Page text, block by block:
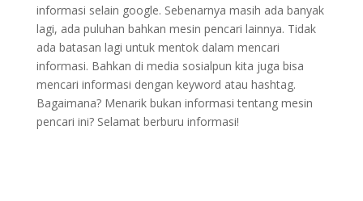
informasi selain google. Sebenarnya masih ada banyak
lagi, ada puluhan bahkan mesin pencari lainnya. Tidak
ada batasan lagi untuk mentok dalam mencari
informasi. Bahkan di media sosialpun kita juga bisa
mencari informasi dengan keyword atau hashtag.
Bagaimana? Menarik bukan informasi tentang mesin
pencari ini? Selamat berburu informasi!